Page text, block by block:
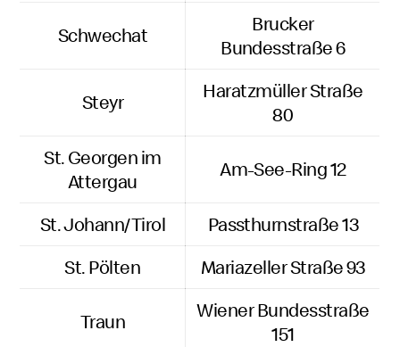
Schwechat
Brucker
Bundesstraße 6
Steyr
Haratzmüller Straße
80
St. Georgen im
Attergau
Am-See-Ring 12
St. Johann/Tirol
Passthurnstraße 13
St. Pölten
Mariazeller Straße 93
Traun
Wiener Bundesstraße
151